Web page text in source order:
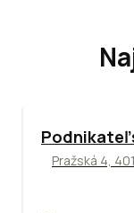
ODPORÚČAME
Pražská 4,